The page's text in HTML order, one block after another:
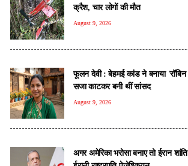
क्रैश, चार लोगों की मौत
August 9, 2026
फूलन देवी : बेहमई कांड ने बनाया
सजा काटकर बनी थीं सांसद
August 9, 2026
अगर अमेरिका भरोसा बनाए तो ईरान